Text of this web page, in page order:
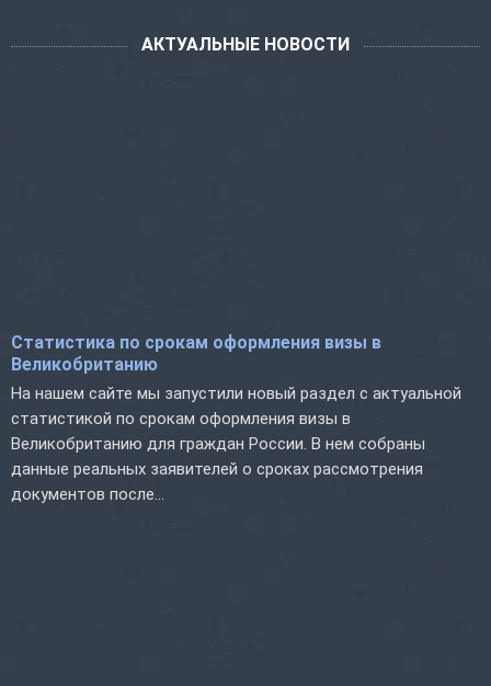
АКТУАЛЬНЫЕ НОВОСТИ
Статистика по срокам оформления визы в
Великобританию
На нашем сайте мы запустили новый раздел с актуальной
статистикой по срокам оформления визы в
Великобританию для граждан России. В нем собраны
данные реальных заявителей о сроках рассмотрения
документов после...